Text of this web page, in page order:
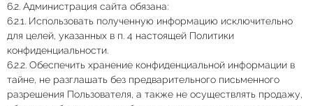
6.2. Администрация сайта обязана:
6.2.1. Использовать полученную информацию исключительно
для целей, указанных в п. 4 настоящей Политики
конфиденциальности.
6.2.2. Обеспечить хранение конфиденциальной информации в
тайне, не разглашать без предварительного письменного
разрешения Пользователя, а также не осуществлять продажу,